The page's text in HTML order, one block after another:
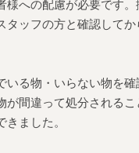
様への配慮が必要です
タッフの方と確認して
いる物・いらない物を確
が間違って処分される
きました。